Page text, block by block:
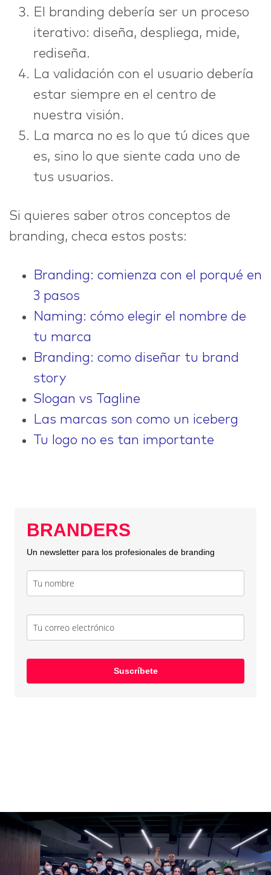
El branding debería ser un proceso
iterativo: diseña, despliega, mide,
rediseña.
La validación con el usuario debería
estar siempre en el centro de
nuestra visión.
La marca no es lo que tú dices que
es, sino lo que siente cada uno de
tus usuarios.
Si quieres saber otros conceptos de
branding, checa estos posts:
Branding: comienza con el porqué en
3 pasos
Naming: cómo elegir el nombre de
tu marca
Branding: como diseñar tu brand
story
Slogan vs Tagline
Las marcas son como un iceberg
Tu logo no es tan importante
BRANDERS
Un newsletter para los profesionales de branding
Suscríbete